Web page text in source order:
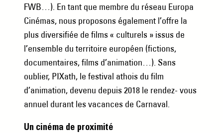
FWB…). En tant que membre du réseau Europa
Cinémas, nous proposons également l’offre la
plus diversifiée de films « culturels » issus de
l’ensemble du territoire européen (fictions,
documentaires, films d’animation…). Sans
oublier, PIXath, le festival athois du film
d’animation, devenu depuis 2018 le rendez- vous
annuel durant les vacances de Carnaval.
Un cinéma de proximité